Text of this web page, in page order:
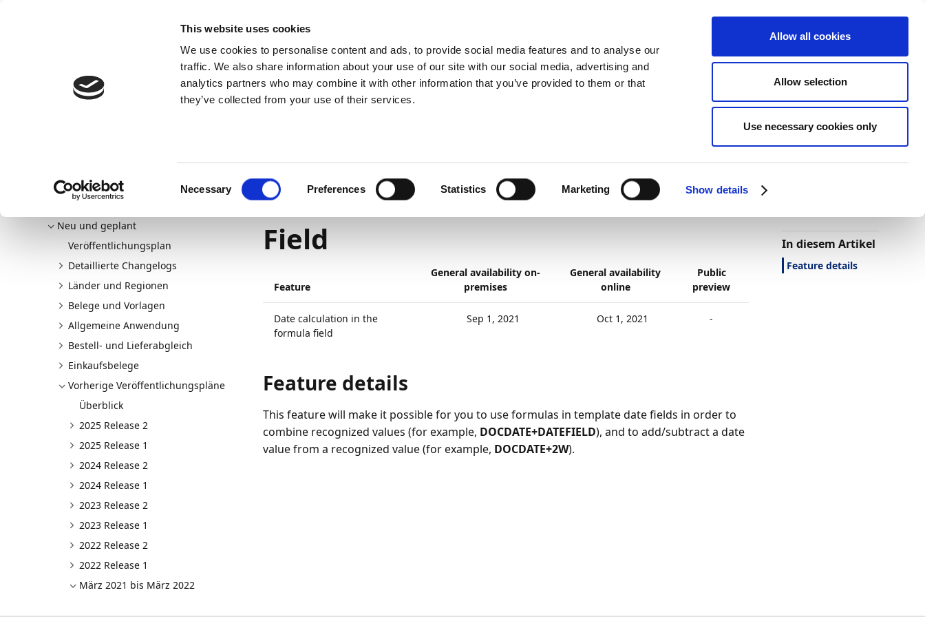
This website uses cookies
We use cookies to personalise content and ads, to provide social media features and to analyse our
traffic. We also share information about your use of our site with our social media, advertising and
analytics partners who may combine it with other information that you’ve provided to them or that
they’ve collected from your use of their services.
Necessary Preferences Statistics Marketing Show details
Allow all cookies
Allow selection
Use necessary cookies only
AppSource
Dieser Inhalt ist in Ihrer Sprache nicht verfügbar.Hier finden Sie die englische Version.
Drucken Sprache
Neu und geplant
Veröffentlichungsplan
Detaillierte Changelogs
Länder und Regionen
Belege und Vorlagen
Allgemeine Anwendung
Bestell- und Lieferabgleich
Einkaufsbelege
Vorherige Veröffentlichungspläne
Überblick
2025 Release 2
2025 Release 1
2024 Release 2
2024 Release 1
2023 Release 2
2023 Release 1
2022 Release 2
2022 Release 1
März 2021 bis März 2022
28.11.2024 Minute Lesedauer
Date Calculation in the Formula
Field
Feature
General availability on-
premises
General availability
online
Public
preview
Date calculation in the
formula field
Sep 1, 2021 Oct 1, 2021 -
Feature details
This feature will make it possible for you to use formulas in template date fields in order to
combine recognized values (for example, DOCDATE+DATEFIELD), and to add/subtract a date
value from a recognized value (for example, DOCDATE+2W).
In diesem Artikel
Feature details